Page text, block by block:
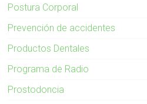
Postura Corporal
Prevención de accidentes
Productos Dentales
Programa de Radio
Prostodoncia